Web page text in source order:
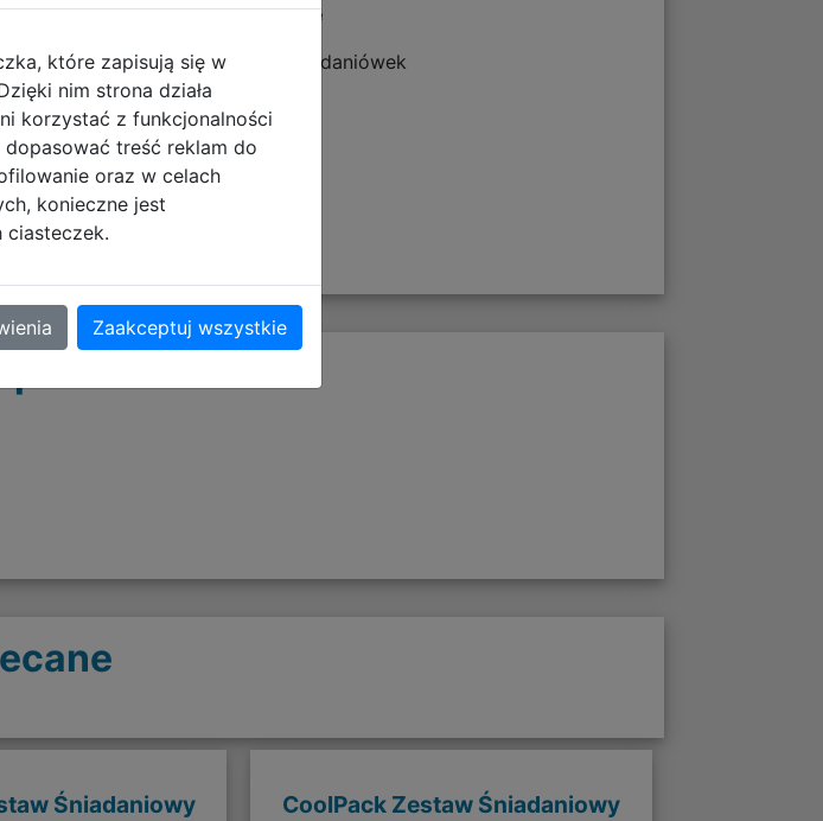
Informacje o bezpieczeństwie
Ostrzeżenia dla bidonów i śniadaniówek
pobierz plik
Śniadaniowy
CoolPack Zestaw Śniadaniowy
które zapisują się w
nim strona działa
korzystać z funkcjonalności
treść reklam do
oraz w celach
konieczne jest
ciasteczek.
Zaakceptuj wszystkie